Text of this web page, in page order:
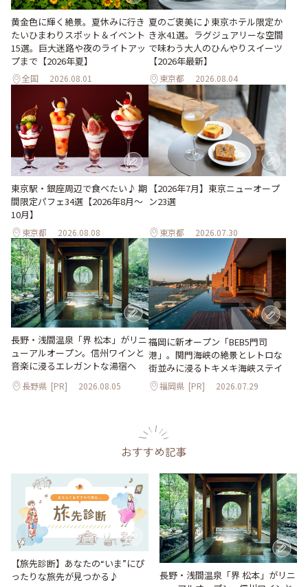
黄金色に輝く絶景。夏休みに行き
たいひまわりスポット＆イベント
15選。巨大迷路や夜のライトアッ
プまで【2026年夏】
全国 2026.08.01
夏のご褒美に♪東京ホテル限定か
き氷41選。ラグジュアリーな空間
で味わう大人のひんやりスイーツ
【2026年最新】
東京都 2026.08.04
東京駅・銀座周辺で食べたい♪ 期
間限定パフェ34選【2026年8月～
10月】
東京都 2026.08.08
【2026年7月】東京ニューオープ
ン23選
東京都 2026.07.30
長野・浅間温泉「界 松本」がリニ
ューアルオープン。信州ワインと
音楽に浸るエレガントな湯宿へ
長野県 [PR] 2026.08.05
福岡に新オープン「BEB5門司
港」。関門海峡の絶景とレトロな
街並みに浸るトキメキ海峡ステイ
福岡県 [PR] 2026.07.29
おすすめ記事
【旅先診断】あなたの“いま”にぴ
ったりな旅先が見つかる♪
長野・浅間温泉「界 松本」がリニ